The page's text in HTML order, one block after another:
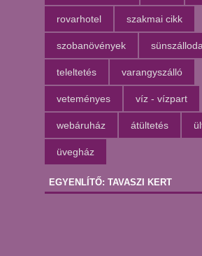
rovarhotel szakmai cikk
szobanövények sünszálloda
teleltetés varangyszálló
veteményes víz - vízpart
webáruház átültetés
üvegház
EGYENLÍTŐ: TAVASZI KERT